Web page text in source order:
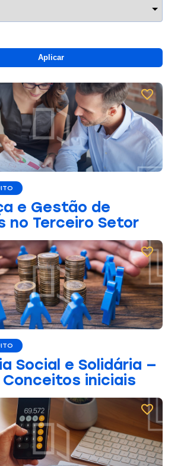
Aplicar
e Gestão de
no Terceiro Setor
Social e Solidária —
Conceitos iniciais